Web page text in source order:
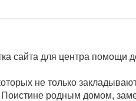
сайта для центра помощи
не только
Поистине родным домом,